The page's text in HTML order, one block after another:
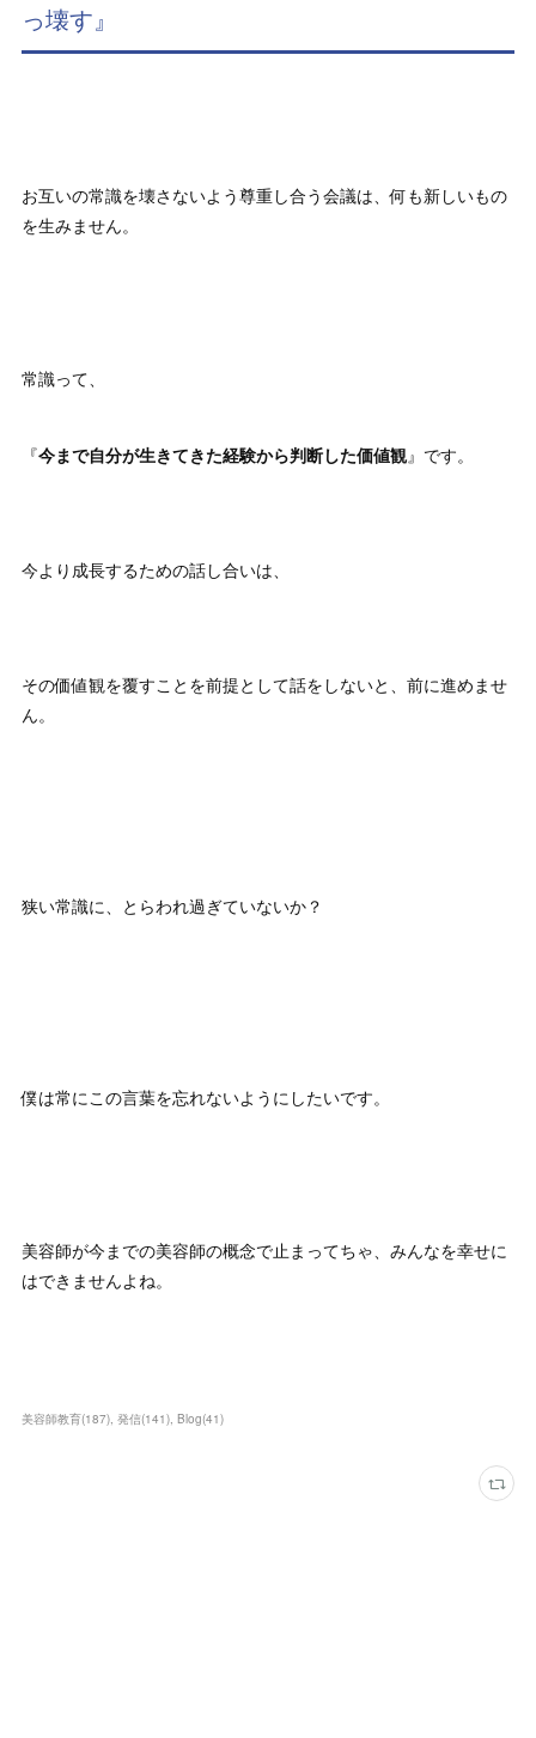
っ壊す』
お互いの常識を壊さないよう尊重し合う会議は、何も新しいもの
を生みません。
常識って、
『今まで自分が生きてきた経験から判断した価値観』です。
今より成長するための話し合いは、
その価値観を覆すことを前提として話をしないと、前に進めませ
ん。
狭い常識に、とらわれ過ぎていないか？
僕は常にこの言葉を忘れないようにしたいです。
美容師が今までの美容師の概念で止まってちゃ、みんなを幸せに
はできませんよね。
美容師教育(187) 発信(141) Blog(41)